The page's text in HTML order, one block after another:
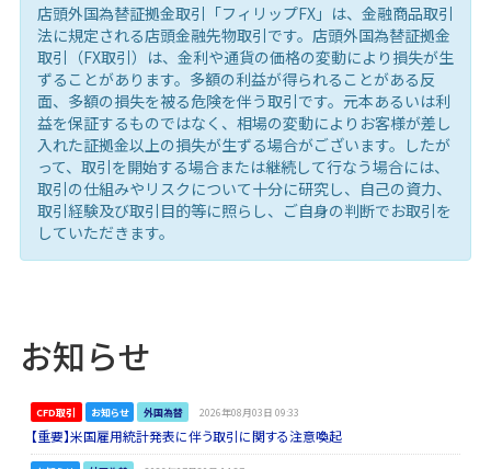
店頭外国為替証拠金取引「フィリップFX」は、金融商品取引
法に規定される店頭金融先物取引です。店頭外国為替証拠金
取引（FX取引）は、金利や通貨の価格の変動により損失が生
ずることがあります。多額の利益が得られることがある反
面、多額の損失を被る危険を伴う取引です。元本あるいは利
益を保証するものではなく、相場の変動によりお客様が差し
入れた証拠金以上の損失が生ずる場合がございます。したが
って、取引を開始する場合または継続して行なう場合には、
取引の仕組みやリスクについて十分に研究し、自己の資力、
取引経験及び取引目的等に照らし、ご自身の判断でお取引を
していただきます。
お知らせ
CFD取引 お知らせ 外国為替 2026年08月03日 09:33
【重要】米国雇用統計発表に伴う取引に関する注意喚起